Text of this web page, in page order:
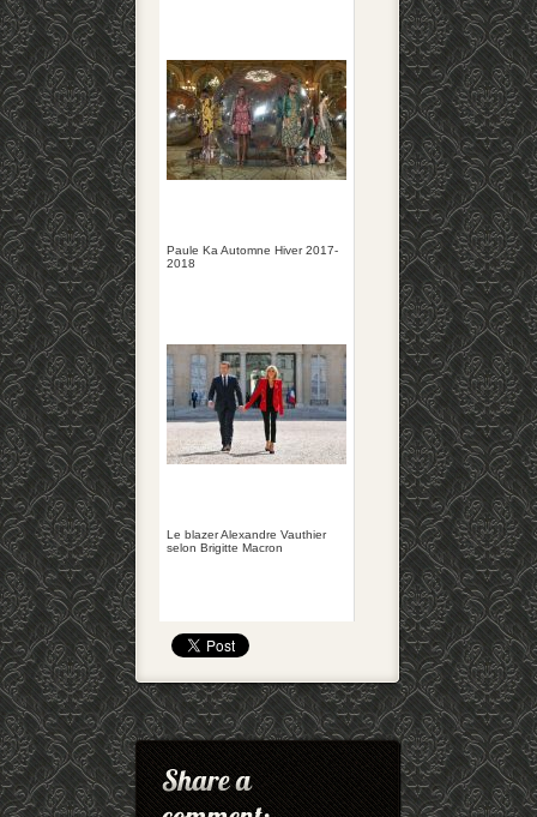
Paule Ka Automne Hiver 2017-
2018
Le blazer Alexandre Vauthier
selon Brigitte Macron